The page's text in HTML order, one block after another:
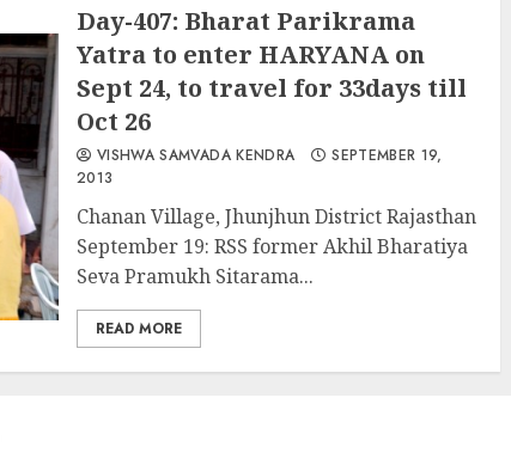
Day-407: Bharat Parikrama
Yatra to enter HARYANA on
Sept 24, to travel for 33days till
Oct 26
VISHWA SAMVADA KENDRA
SEPTEMBER 19,
2013
Chanan Village, Jhunjhun District Rajasthan
September 19: RSS former Akhil Bharatiya
Seva Pramukh Sitarama...
READ MORE